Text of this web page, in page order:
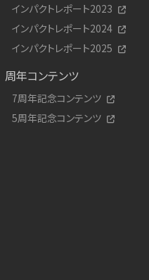
インパクトレポート2023
インパクトレポート2024
インパクトレポート2025
周年コンテンツ
7周年記念コンテンツ
5周年記念コンテンツ